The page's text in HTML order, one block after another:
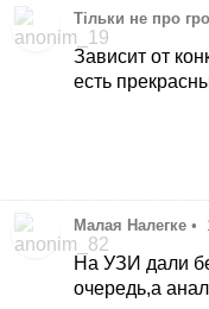
Тільки не про
Зависит от
есть
Малая Налегке •
На УЗИ дали
очередь,а